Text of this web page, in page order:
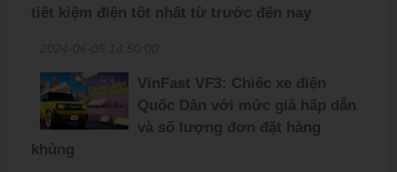
tiết kiệm điện tốt nhất từ trước đến nay
VinFast VF3: Chiếc xe điện
Quốc Dân với mức giá hấp dẫn
và số lượng đơn đặt hàng
khủng